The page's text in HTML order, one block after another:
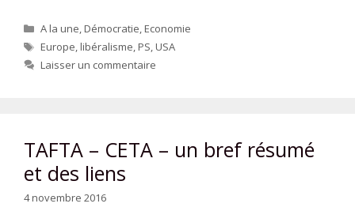
Catégories
A la une,Démocratie,Economie
Étiquettes
Europe,libéralisme,PS,USA
Laisser un commentaire
TAFTA – CETA – un bref résumé
et des liens
4 novembre 2016